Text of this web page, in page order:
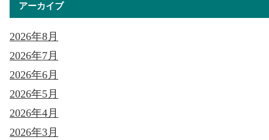
アーカイブ
2026年8月
2026年7月
2026年6月
2026年5月
2026年4月
2026年3月